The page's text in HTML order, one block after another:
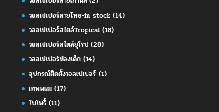
วอลเปเปอร์ลายไทย-in stock(14)
วอลเปเปอร์สไตล์Tropical(18)
วอลเปเปอร์สไตล์ยุโรป(28)
วอลเปเปอร์ห้องเด็ก(14)
อุปกรณ์ติดตั้งวอลเปเปอร์ (1)
เทพพนม(17)
ใบโพธิ์(11)